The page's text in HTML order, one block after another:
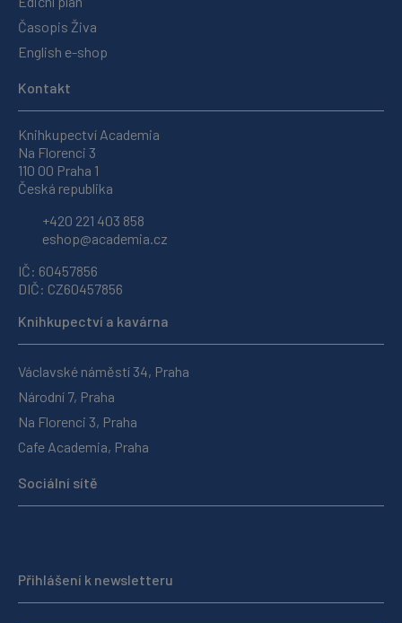
Časopis Živa
English e-shop
Kontakt
Knihkupectví Academia
Na Florenci 3
110 00 Praha 1
Česká republika
+420 221 403 858
eshop@academia.cz
IČ: 60457856
DIČ: CZ60457856
Knihkupectví a kavárna
Václavské náměstí 34, Praha
Národní 7, Praha
Na Florenci 3, Praha
Cafe Academia, Praha
Sociální sítě
Přihlášení k newsletteru